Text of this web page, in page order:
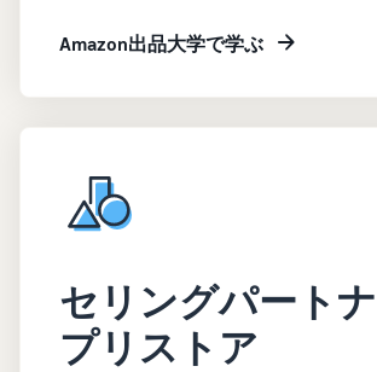
Amazon出品大学で学ぶ
セリングパート
プリストア